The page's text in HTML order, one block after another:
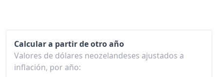
2005
131.13
2006
Calcular a partir de otro año
Valores de dólares neozelandeses ajustados a
inflación, por año: